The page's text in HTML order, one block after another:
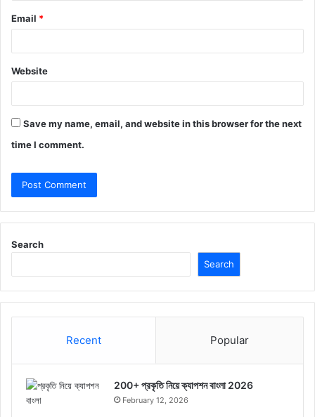
Email *
Website
Save my name, email, and website in this browser for the next
time I comment.
Search
Search
Recent Popular
200+ প্রকৃতি নিয়ে ক্যাপশন বাংলা 2026
February 12, 2026